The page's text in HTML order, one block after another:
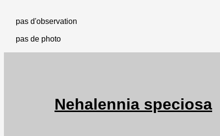
pas d'observation
pas de photo
Nehalennia speciosa